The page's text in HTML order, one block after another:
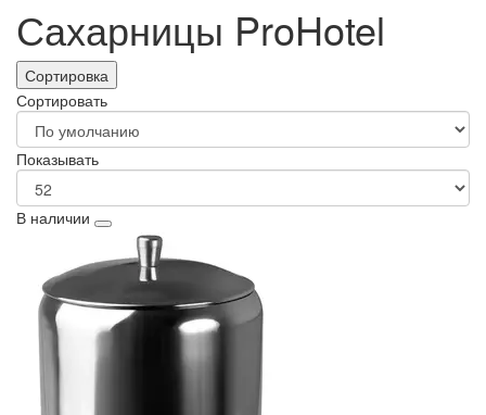
Сахарницы ProHotel
Сортировка
Сортировать
Показывать
В наличии